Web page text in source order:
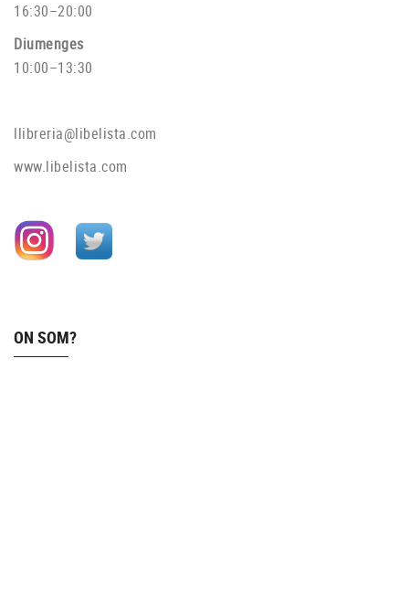
16:30–20:00
Diumenges
10:00–13:30
llibreria@libelista.com
www.libelista.com
ON SOM?